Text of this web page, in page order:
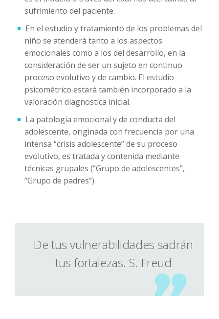
sufrimiento del paciente.
En el estudio y tratamiento de los problemas del
niño se atenderá tanto a los aspectos
emocionales como a los del desarrollo, en la
consideración de ser un sujeto en continuo
proceso evolutivo y de cambio. El estudio
psicométrico estará también incorporado a la
valoración diagnostica inicial.
La patología emocional y de conducta del
adolescente, originada con frecuencia por una
intensa “crisis adolescente” de su proceso
evolutivo, es tratada y contenida mediante
técnicas grupales (“Grupo de adolescentes”,
“Grupo de padres”).
De tus vulnerabilidades sadrán
tus fortalezas. S. Freud
